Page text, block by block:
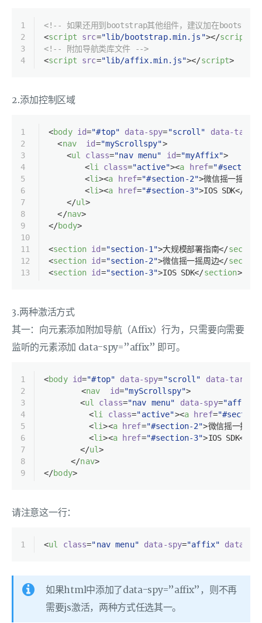
1
2
3
4
<!-- 如果还用到bootstrap其他组件，建议加在
<script src="lib/bootstrap.min.js"></script
<!-- 附加导航类库文件 -->
<script src="lib/affix.min.js"></script>
2.添加控制区域
1
2
3
4
5
6
7
8
9
10
11
12
13
<body id="#top" data-spy="scroll"
data-
<nav id="myScrollspy">
<ul class="nav menu" id="myAffix">
<li class="active"><a href=
<li><a href="#section-2">微信摇一摇周边
<li><a href="#section-3">IOS SDK</
</ul>
</nav>
</body>
<section id="section-1">大规模部署指南</section
<section id="section-2">微信摇一摇周边</section
<section id="section-3">IOS SDK</section>
3.两种激活方式
其一：向元素添加附加导航（Affix）行为，只需要向需要
监听的元素添加 data-spy=”affix” 即可。
1
2
3
4
5
6
7
8
9
<body id="#top" data-spy="scroll" data-target
<nav id="myScrollspy">
<ul class="nav menu" data-spy="affix"
<li class="active"><a href=
<li><a href="#section-2">微信摇一摇周
<li><a href="#section-3">IOS SDK</
</ul>
</nav>
</body>
请注意这一行：
1 <ul class="nav menu" data-spy="affix" data-
如果html中添加了data-spy=”affix”，则不再
需要js激活，两种方式任选其一。